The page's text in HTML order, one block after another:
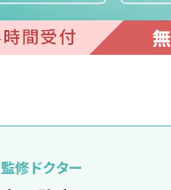
監修ドクター